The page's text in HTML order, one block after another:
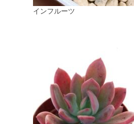
インフルーツ